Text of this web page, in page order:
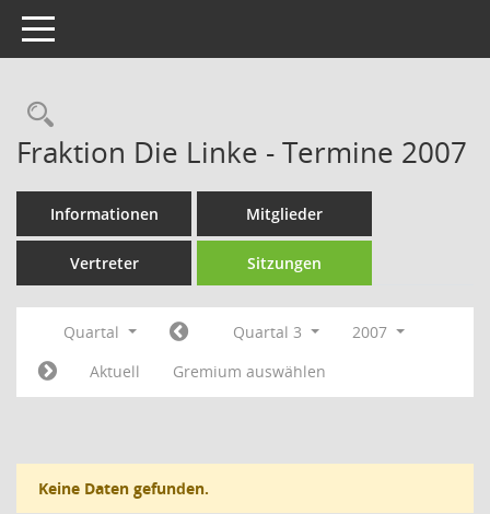
Toggle navigation
Rechercheauswahl
Fraktion Die Linke - Termine 2007
Informationen Mitglieder
Vertreter Sitzungen
Quartal Quartal 3
2007
Aktuell
Gremium auswählen
Keine Daten gefunden.